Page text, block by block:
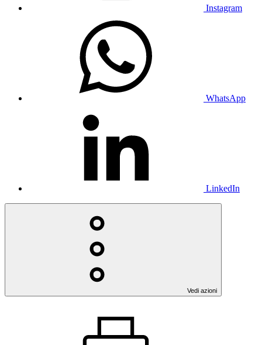
Instagram
WhatsApp
LinkedIn
Vedi azioni